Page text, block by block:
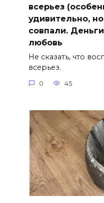
всерьез
удивительно,
совпали.
любовь
Не сказать, что
всерьез.
0 45